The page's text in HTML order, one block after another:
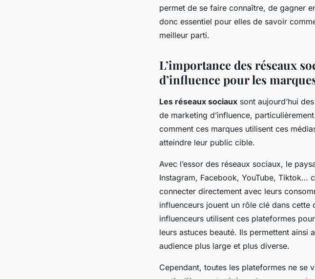
permet de se faire connaître, de gagner
donc essentiel pour elles de savoir
meilleur parti.
L’importance des réseaux
d’influence pour les
Les réseaux sociaux sont aujourd’hui
de marketing d’influence,
comment ces marques utilisent ces
atteindre leur public cible.
Avec l’essor des réseaux sociaux, le
Instagram, Facebook, YouTube, Tiktok…
connecter directement avec leurs
influenceurs jouent un rôle clé dans
influenceurs utilisent ces plateformes
leurs astuces beauté. Ils permettent ainsi
audience plus large et plus diverse.
Cependant, toutes les plateformes ne se